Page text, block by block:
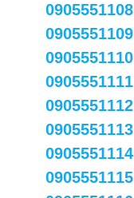
0905551108
0905551109
0905551110
0905551111
0905551112
0905551113
0905551114
0905551115